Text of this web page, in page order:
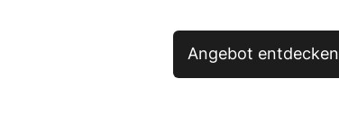
Angebot entdecken